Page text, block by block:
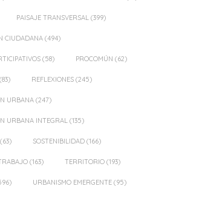
PAISAJE TRANSVERSAL (399)
CIUDADANA (494)
(58) PROCOMÚN (62)
(83) REFLEXIONES (245)
URBANA (247)
URBANA INTEGRAL (135)
(63) SOSTENIBILIDAD (166)
(163) TERRITORIO (193)
URBANISMO EMERGENTE (95)